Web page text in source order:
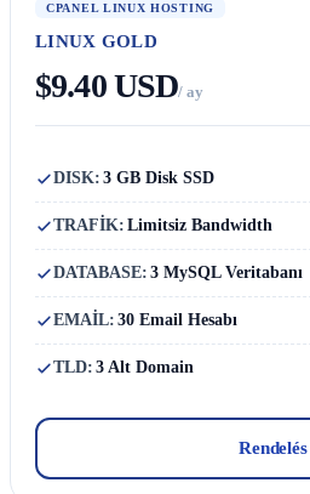
CPANEL LINUX HOSTING
LINUX GOLD
$9.40 USD/ ay
DISK: 3 GB Disk SSD
TRAFİK: Limitsiz Bandwidth
DATABASE: 3 MySQL Veritabanı
EMAİL: 30 Email Hesabı
TLD: 3 Alt Domain
Rendelés